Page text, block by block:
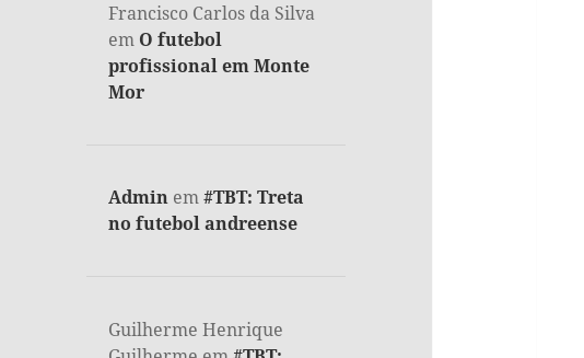
Francisco Carlos da Silva
em O futebol
profissional em Monte
Mor
Admin em#TBT: Treta
no futebol andreense
Guilherme Henrique